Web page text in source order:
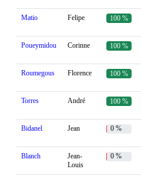
Matio Felipe 100 %
Poueymidou Corinne 100 %
Roumegous Florence 100 %
Torres André 100 %
Bidanel Jean 0 %
Blanch
Jean-
Louis
0 %